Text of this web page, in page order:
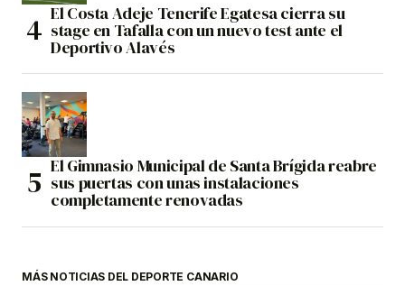
El Costa Adeje Tenerife Egatesa cierra su
stage en Tafalla con un nuevo test ante el
Deportivo Alavés
El Gimnasio Municipal de Santa Brígida reabre
sus puertas con unas instalaciones
completamente renovadas
MÁS NOTICIAS DEL DEPORTE CANARIO